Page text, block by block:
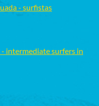
- surfistas
intermediate surfers in